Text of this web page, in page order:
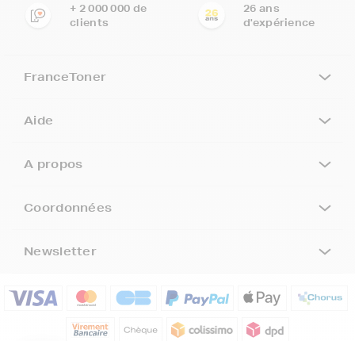
+ 2 000 000 de
clients
26 ans
d'expérience
FranceToner
Aide
A propos
Coordonnées
Newsletter
Inscrivez-vous à notre newsletter, suivez notre actualité et